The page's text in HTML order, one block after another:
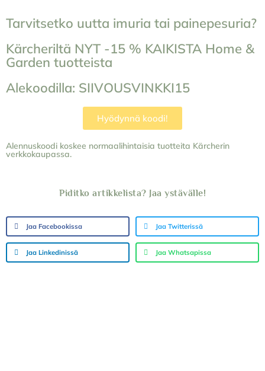
Tarvitsetko uutta imuria tai painepesuria?
Kärcheriltä NYT -15 % KAIKISTA Home &
Garden tuotteista
Alekoodilla: SIIVOUSVINKKI15
Hyödynnä koodi!
Alennuskoodi koskee normaalihintaisia tuotteita Kärcherin
verkkokaupassa.
Piditko artikkelista? Jaa ystävälle!
Jaa Facebookissa Jaa Twitterissä
Jaa Linkedinissä Jaa Whatsapissa